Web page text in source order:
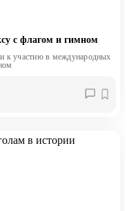
с флагом и гимном
к участию в международных